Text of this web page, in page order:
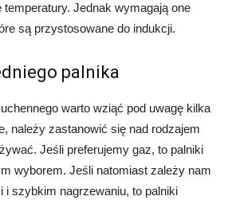
temperatury. Jednak wymagają one
są przystosowane do indukcji.
palnika
warto wziąć pod uwagę kilka
należy zastanowić się nad rodzajem
Jeśli preferujemy gaz, to palniki
wyborem. Jeśli natomiast zależy nam
i szybkim nagrzewaniu, to palniki